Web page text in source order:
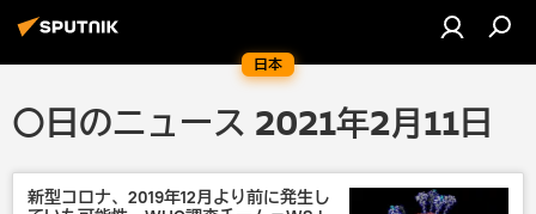
日本
〇日のニュース 2021年2月11日
新型コロナ、2019年12月より前に発生し